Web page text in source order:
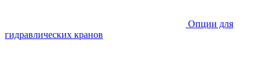
Опции для
гидравлических кранов